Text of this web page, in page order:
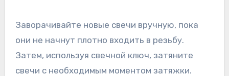
Заворачивайте новые свечи вручную, пока
они не начнут плотно входить в резьбу.
Затем, используя свечной ключ, затяните
свечи с необходимым моментом затяжки.